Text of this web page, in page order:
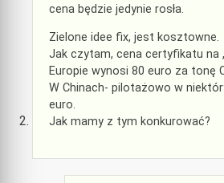
cena będzie jedynie rosła.
Zielone idee fix, jest kosztowne.
Jak czytam, cena certyfikatu na
Europie wynosi 80 euro za tonę
W Chinach- pilotażowo w
euro.
Jak mamy z tym konkurować?